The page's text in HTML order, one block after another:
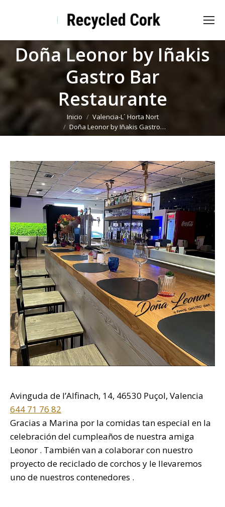
Doña Leonor by Iñakis
Gastro Bar
Restaurante
Estás aquí: Inicio
Valencia-L´ Horta Nort
Doña Leonor by Iñakis Gastro…
Avinguda de l’Alfinach, 14, 46530 Puçol, Valencia
644 71 76 82
Gracias a Marina por la comidas tan especial en la
celebración del cumpleaños de nuestra amiga
Leonor . También van a colaborar con nuestro
proyecto de reciclado de corchos y le llevaremos
uno de nuestros contenedores .